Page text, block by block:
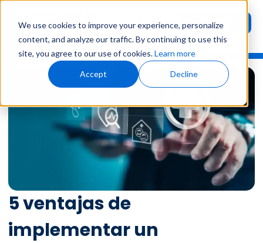
We use cookies to improve your experience, personalize
content, and analyze our traffic. By continuing to use this
site, you agree to our use of cookies.Learn more
Accept Decline
User
Login Demo
5 ventajas de
implementar un